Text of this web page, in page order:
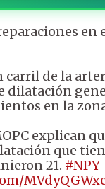
en
carril de la
dilatación
en la
explican
que
21. #NPY